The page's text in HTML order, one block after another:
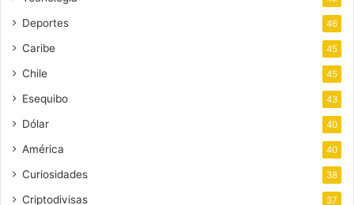
Deportes 46
Caribe 45
Chile 45
Esequibo 43
Dólar 40
América 40
Curiosidades 38
Criptodivisas 37